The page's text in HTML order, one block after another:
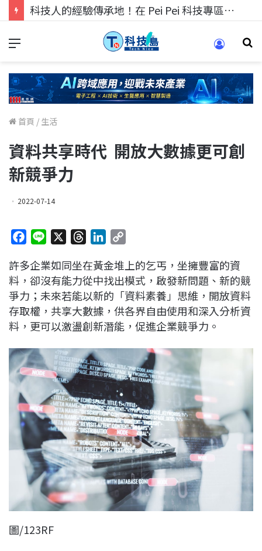
科技人的經驗傳承地！在 Pei Pei 科技專區，與學弟妹交流最硬核的技術
首頁 / 生活
資料共享時代 開放大數據更可創
新競爭力
2022-07-14
c
e
b
o
o
n
e
r
e
a
d
s
n
k
e
d
I
p
y
L
i
n
許多企業如同坐在黃金堆上的乞丐，坐擁豐富的資
料，卻沒有能力從中找出模式，啟發新問題、新的競
爭力；未來若能以新的「資料素養」思維，開放資料
存取權，共享大數據，供各界自由使用和深入分析資
料，更可以激盪創新潛能，促進企業競爭力。
圖/123RF